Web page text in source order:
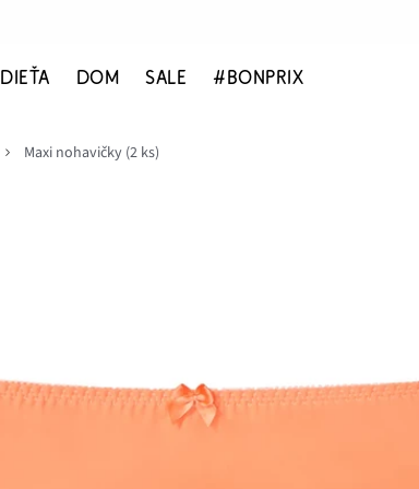
DIEŤA DOM SALE #BONPRIX
Maxi nohavičky (2 ks)